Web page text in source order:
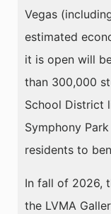
Vegas
estimated
it is open will
than 300,000
School District
Symphony
residents to
In fall of 2026,
the LVMA